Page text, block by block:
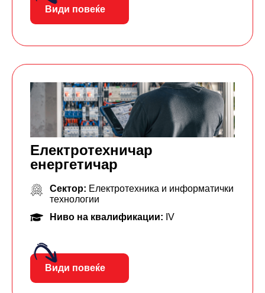
Види повеќе
Електротехничар
енергетичар
Сектор: Електротехника и информатички
технологии
Ниво на квалификации: IV
Види повеќе